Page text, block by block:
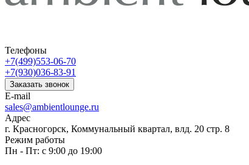
Телефоны
+7(499)553-06-70
+7(930)036-83-91
Заказать звонок
E-mail
sales@ambientlounge.ru
Адрес
г. Красногорск, Коммунальный квартал, влд. 20 стр. 8
Режим работы
Пн - Пт: с 9:00 до 19:00